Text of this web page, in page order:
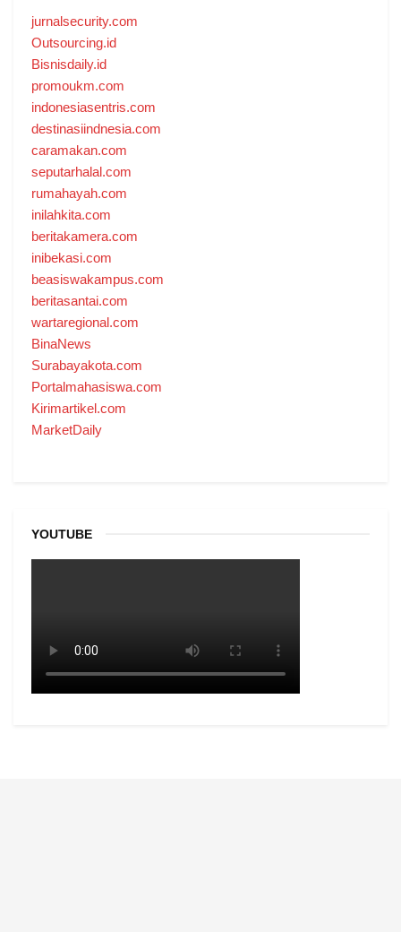
jurnalsecurity.com
Outsourcing.id
Bisnisdaily.id
promoukm.com
indonesiasentris.com
destinasiindnesia.com
caramakan.com
seputarhalal.com
rumahayah.com
inilahkita.com
beritakamera.com
inibekasi.com
beasiswakampus.com
beritasantai.com
wartaregional.com
BinaNews
Surabayakota.com
Portalmahasiswa.com
Kirimartikel.com
MarketDaily
YOUTUBE